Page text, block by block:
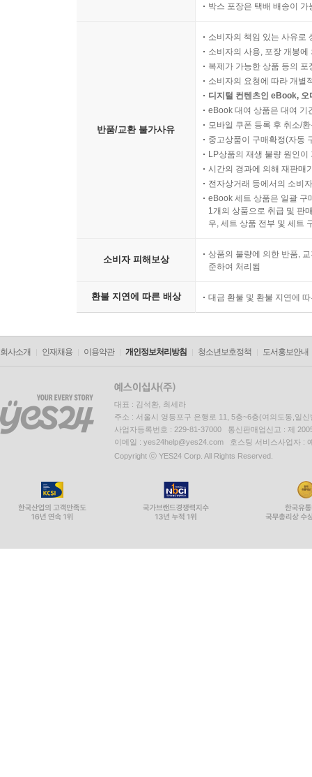
박스 포장은 택배 배송이
반품/교환 불가사유
소비자의 책임 있는 사유로
소비자의 사용, 포장 개봉
복제가 가능한 상품 등의
소비자의 요청에 따라 개별
디지털 컨텐츠인 eBook,
eBook 대여 상품은 대여 기
모바일 쿠폰 등록 후 취소/
중고상품이 구매확정(자동
LP상품의 재생 불량 원인
시간의 경과에 의해 재판매
전자상거래 등에서의 소비
eBook 세트 상품은 일괄 구
1개의 상품으로 취급 및 판
우, 세트 상품 전부 및 세트
소비자 피해보상
상품의 불량에 의한 반품,
준하여 처리됨
환불 지연에 따른 배상 대금 환불 및 환불 지연에
회사소개 인재채용 이용약관 개인정보처리방침 청소년보호정책 도서홍보안내
대표 : 김석환, 최세라
주소 : 서울시 영등포구 은행로 11, 5층~6층(여의도동,일신
사업자등록번호 : 229-81-37000 통신판매업신고 : 제
이메일 : yes24help@yes24.com 호스팅 서비스사업자 :
Copyright ⓒ YES24 Corp. All Rights Reserved.